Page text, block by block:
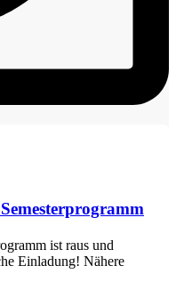
ist raus und
Einladung! Nähere